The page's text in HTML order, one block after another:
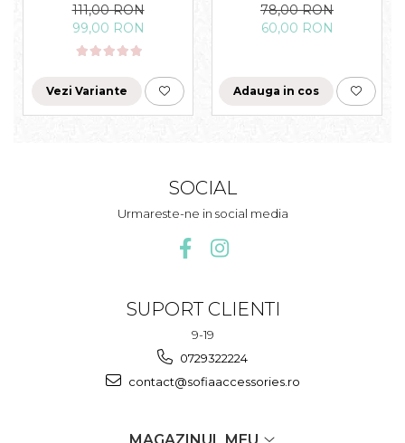
111,00 RON
99,00 RON
Vezi Variante
78,00 RON
60,00 RON
Adauga in cos
SOCIAL
Urmareste-ne in social media
SUPORT CLIENTI
9-19
0729322224
contact@sofiaaccessories.ro